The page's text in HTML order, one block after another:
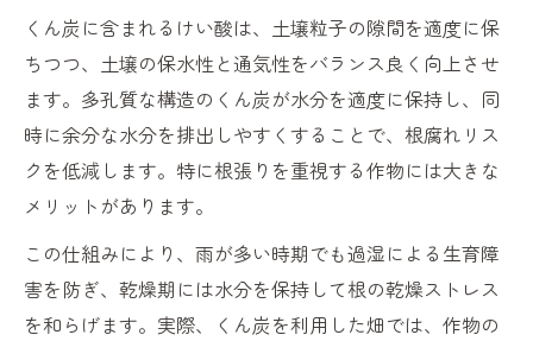
例
くん炭の使い方と安全対策を徹底解説
けい酸くん炭を安全に扱うための基本手順
くん炭の作り方で注意すべき火災防止ポイ
ント
けい酸くん炭散布時に気を付けたい量と方
法
ドラム缶利用時のけい酸くん炭製造注意点
くん炭に含まれるけい酸は、土壌粒子の隙間を適度に保
ちつつ、土壌の保水性と通気性をバランス良く向上させ
ます。多孔質な構造のくん炭が水分を適度に保持し、同
時に余分な水分を排出しやすくすることで、根腐れリス
クを低減します。特に根張りを重視する作物には大きな
メリットがあります。
この仕組みにより、雨が多い時期でも過湿による生育障
害を防ぎ、乾燥期には水分を保持して根の乾燥ストレス
を和らげます。実際、くん炭を利用した畑では、作物の